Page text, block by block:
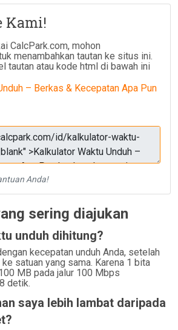
Kami!
CalcPark.com, mohon
menambahkan tautan ke situs ini.
tautan atau kode html di bawah ini
– Berkas & Kecepatan Apa Pun
Anda!
sering diajukan
unduh dihitung?
kecepatan unduh Anda, setelah
satuan yang sama. Karena 1 bita
MB pada jalur 100 Mbps
detik.
saya lebih lambat daripada